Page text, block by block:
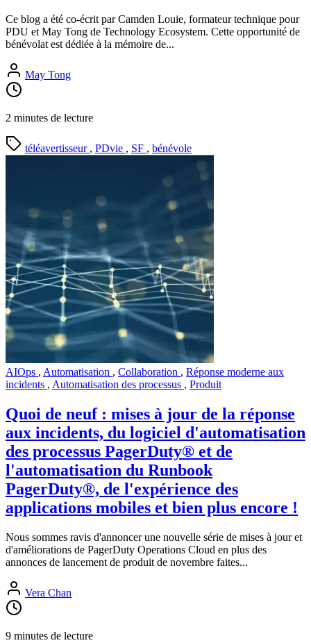
Ce blog a été co-écrit par Camden Louie, formateur technique pour
PDU et May Tong de Technology Ecosystem. Cette opportunité de
bénévolat est dédiée à la mémoire de...
May Tong
2 minutes de lecture
téléavertisseur , PDvie , SF , bénévole
AIOps , Automatisation , Collaboration , Réponse moderne aux
incidents , Automatisation des processus , Produit
Quoi de neuf : mises à jour de la réponse
aux incidents, du logiciel d'automatisation
des processus PagerDuty® et de
l'automatisation du Runbook
PagerDuty®, de l'expérience des
applications mobiles et bien plus encore !
Nous sommes ravis d'annoncer une nouvelle série de mises à jour et
d'améliorations de PagerDuty Operations Cloud en plus des
annonces de lancement de produit de novembre faites...
Vera Chan
9 minutes de lecture